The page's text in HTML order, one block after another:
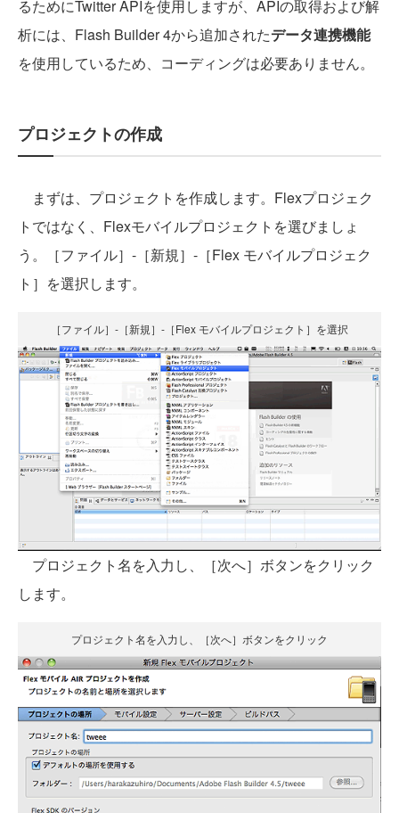
るためにTwitter APIを使用しますが、APIの取得および解
析には、Flash Builder 4から追加されたデータ連携機能
を使用しているため、コーディングは必要ありません。
プロジェクトの作成
まずは、プロジェクトを作成します。Flexプロジェク
トではなく、Flexモバイルプロジェクトを選びましょ
う。［ファイル］-［新規］-［Flex モバイルプロジェク
ト］を選択します。
［ファイル］-［新規］-［Flex モバイルプロジェクト］を選択
プロジェクト名を入力し、［次へ］ボタンをクリック
します。
プロジェクト名を入力し、［次へ］ボタンをクリック